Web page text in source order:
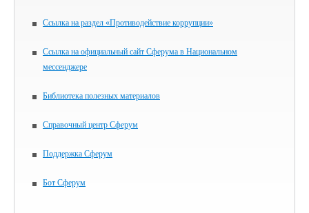
Ссылка на раздел «Противодействие коррупции»
Ссылка на официальный сайт Сферума в Национальном
мессенджере
Библиотека полезных материалов
Справочный центр Сферум
Поддержка Сферум
Бот Сферум